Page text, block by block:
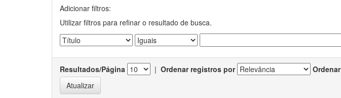
Adicionar filtros:
Utilizar filtros para refinar o resultado de busca.
Resultados/Página | Ordenar registros por Ordenar